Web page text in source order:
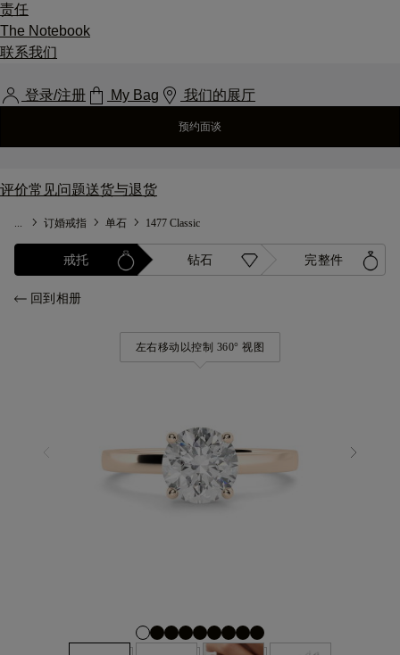
责任
The Notebook
联系我们
登录/注册 My Bag 我们的展厅
预约面谈
评价常见问题送货与退货
... 订婚戒指 单石 1477 Classic
戒托 钻石 完整件
回到相册
左右移动以控制 360° 视图